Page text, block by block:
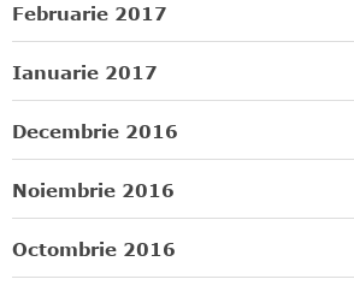
Februarie 2017
Ianuarie 2017
Decembrie 2016
Noiembrie 2016
Octombrie 2016